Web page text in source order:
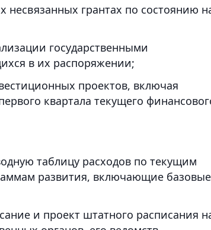
грантах по состоянию
государственными
в их распоряжении;
проектов, включая
квартала текущего
таблицу расходов по текущим
развития, включающие базовые
и проект штатного расписания